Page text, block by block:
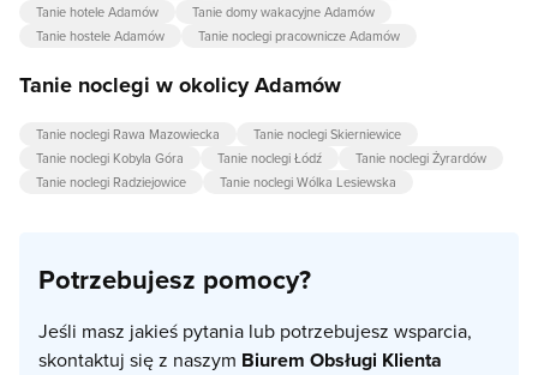
Tanie hotele Adamów
Tanie domy wakacyjne Adamów
Tanie hostele Adamów
Tanie noclegi pracownicze Adamów
Tanie noclegi w okolicy Adamów
Tanie noclegi Rawa Mazowiecka
Tanie noclegi Skierniewice
Tanie noclegi Kobyla Góra
Tanie noclegi Łódź
Tanie noclegi Żyrardów
Tanie noclegi Radziejowice
Tanie noclegi Wólka Lesiewska
Potrzebujesz pomocy?
Jeśli masz jakieś pytania lub potrzebujesz wsparcia,
skontaktuj się z naszym Biurem Obsługi Klienta